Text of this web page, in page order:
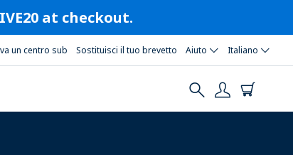
at checkout.
un centro sub Sostituisci il tuo brevetto Aiuto Italiano